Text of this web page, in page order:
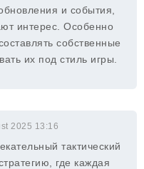
и события,
интерес. Особенно
собственные
их под стиль игры.
2025 13:16
тактический
где каждая